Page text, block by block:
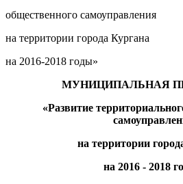
общественного самоуправления
на территории города Кургана
на 2016-2018 годы»
МУНИЦИПАЛЬНАЯ
«Развитие
на территории
на 2016 - 2018